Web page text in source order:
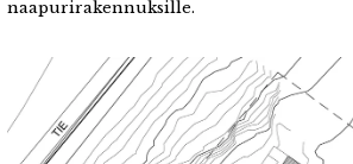
naapurirakennuksille.